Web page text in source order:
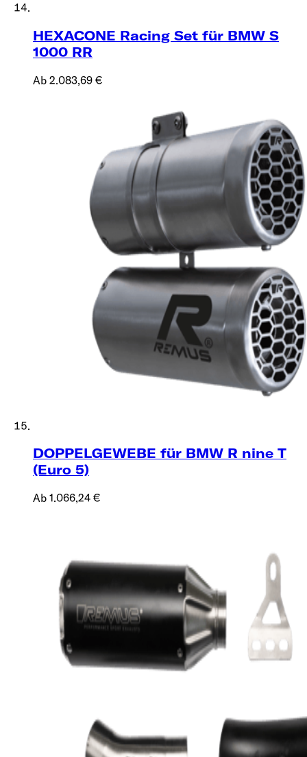
HEXACONE Racing Set für BMW S
1000 RR
Ab 2.083,69 €
DOPPELGEWEBE für BMW R nine T
(Euro 5)
Ab 1.066,24 €